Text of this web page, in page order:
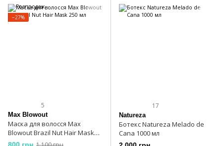
−27%
5
Max Blowout
Маска для волосся Max
Blowout Brazil Nut Hair Mask
250 мл
17
Natureza
Ботекс Natureza Melado de
Cana 1000 мл